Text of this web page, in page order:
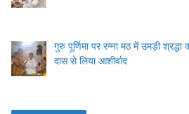
गुरु पूर्णिमा पर रन्ना मठ में उमड़ी
दास से लिया आशीर्वाद